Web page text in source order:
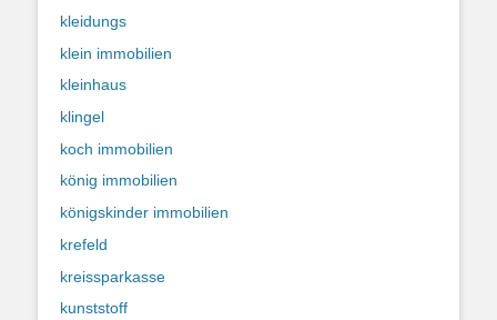
kleidungs
klein immobilien
kleinhaus
klingel
koch immobilien
könig immobilien
königskinder immobilien
krefeld
kreissparkasse
kunststoff